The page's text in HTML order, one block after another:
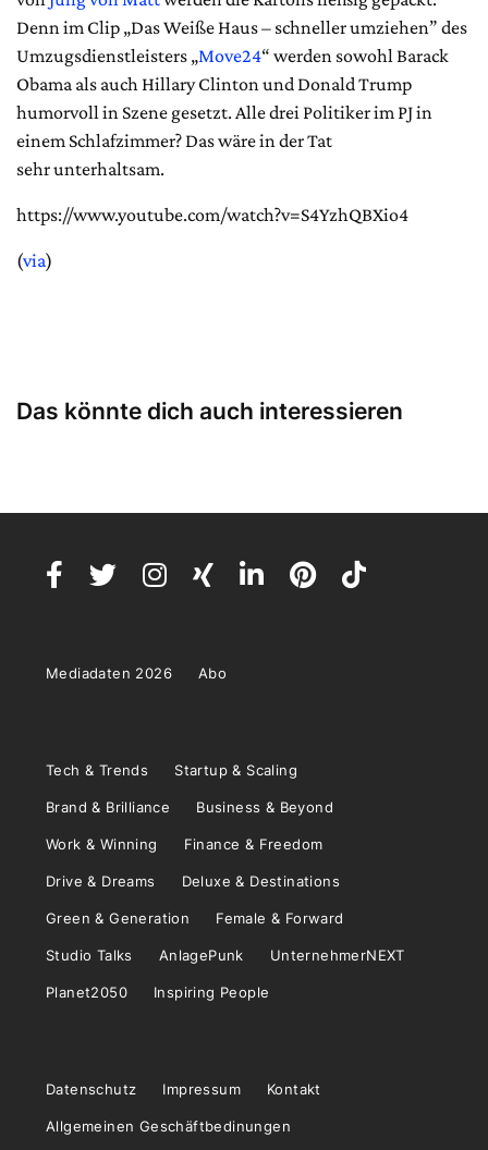
Denn im Clip „Das Weiße Haus – schneller umziehen” des
Umzugsdienstleisters „Move24“ werden sowohl Barack
Obama als auch Hillary Clinton und Donald Trump
humorvoll in Szene gesetzt. Alle drei Politiker im PJ in
einem Schlafzimmer? Das wäre in der Tat
sehr unterhaltsam.
https://www.youtube.com/watch?v=S4YzhQBXio4
(via)
Das könnte dich auch interessieren
Mediadaten 2026 Abo
Tech & Trends Startup & Scaling
Brand & Brilliance Business & Beyond
Work & Winning Finance & Freedom
Drive & Dreams Deluxe & Destinations
Green & Generation Female & Forward
Studio Talks AnlagePunk UnternehmerNEXT
Planet2050 Inspiring People
Datenschutz Impressum Kontakt
Allgemeinen Geschäftbedinungen